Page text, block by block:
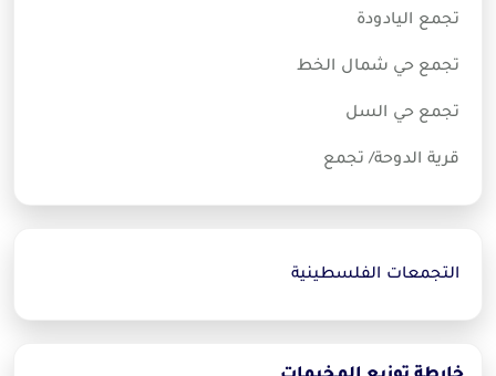
تجمع اليادودة
تجمع حي شمال الخط
تجمع حي السل
قرية الدوحة/ تجمع
التجمعات الفلسطينية